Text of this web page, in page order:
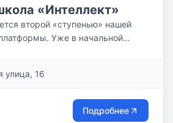
«Интеллект»
второй «ступенью» нашей
Уже в начальной
диагностик. Отметим, что
школа — используется единая
и решения задач развития
улица, 16
Подробнее